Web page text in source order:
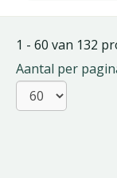
1 - 60 van 132
Aantal per